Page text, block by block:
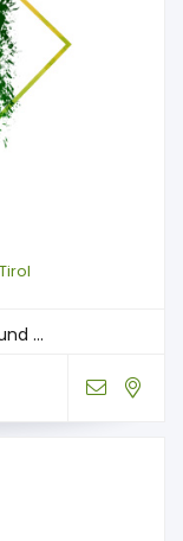
...